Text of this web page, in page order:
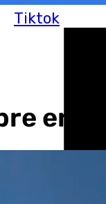
Tiktok
en